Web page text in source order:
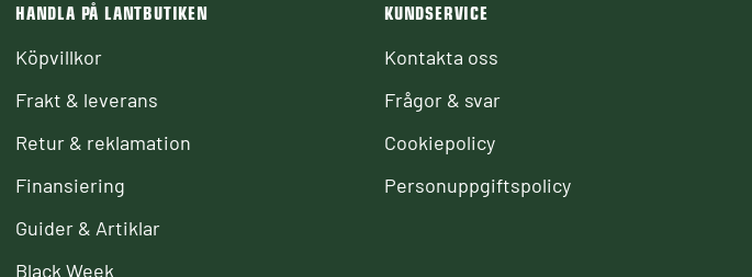
HANDLA PÅ LANTBUTIKEN
Köpvillkor
Frakt & leverans
Retur & reklamation
Finansiering
Guider & Artiklar
Black Week
KUNDSERVICE
Kontakta oss
Frågor & svar
Cookiepolicy
Personuppgiftspolicy